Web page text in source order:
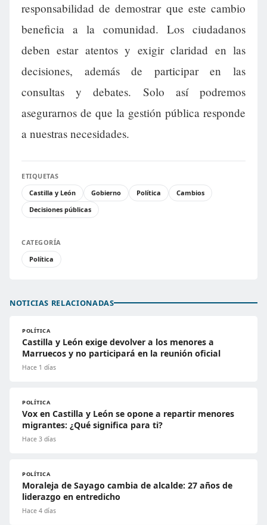
responsabilidad de demostrar que este cambio
beneficia a la comunidad. Los ciudadanos
deben estar atentos y exigir claridad en las
decisiones, además de participar en las
consultas y debates. Solo así podremos
asegurarnos de que la gestión pública responde
a nuestras necesidades.
ETIQUETAS
Castilla y León
Gobierno Política
Cambios
Decisiones públicas
CATEGORÍA
Política
NOTICIAS RELACIONADAS
POLÍTICA
Castilla y León exige devolver a los menores a
Marruecos y no participará en la reunión oficial
Hace 1 días
POLÍTICA
Vox en Castilla y León se opone a repartir menores
migrantes: ¿Qué significa para ti?
Hace 3 días
POLÍTICA
Moraleja de Sayago cambia de alcalde: 27 años de
liderazgo en entredicho
Hace 4 días